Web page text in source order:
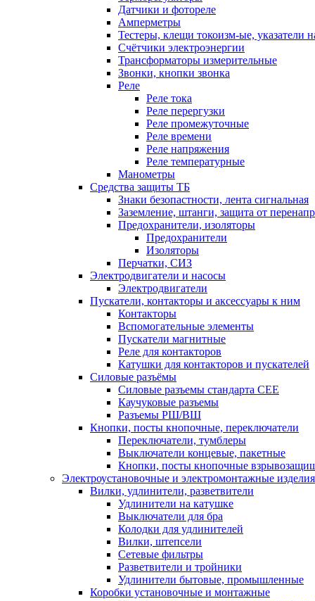
Датчики и фотореле
Амперметры
Тестеры, клещи токоизм-ые, указатели
Счётчики электроэнергии
Трансформаторы измерительные
Звонки, кнопки звонка
Реле
Реле тока
Реле перергузки
Реле промежуточные
Реле времени
Реле напряжения
Реле температурные
Манометры
Средства защиты ТБ
Знаки безопастности, лента сигнальная
Заземление, штанги, защита от
Предохранители, изоляторы
Предохранители
Изоляторы
Перчатки, СИЗ
Электродвигатели и насосы
Электродвигатели
Пускатели, контакторы и аксессуары к ним
Контакторы
Вспомогательные элементы
Пускатели магнитные
Реле для контакторов
Катушки для контакторов и пускателей
Силовые разъёмы
Силовые разъемы стандарта СЕЕ
Каучуковые разъемы
Разъемы РШ/ВШ
Кнопки, посты кнопочные, переключатели
Переключатели, тумблеры
Выключатели концевые, пакетные
Кнопки, посты кнопочные
Электроустановочные и электромонтажные изделия
Вилки, удлинители, разветвители
Удлинители на катушке
Выключатели для бра
Колодки для удлинителей
Вилки, штепсели
Сетевые фильтры
Разветвители и тройники
Удлинители бытовые, промышленные
Коробки установочные и монтажные